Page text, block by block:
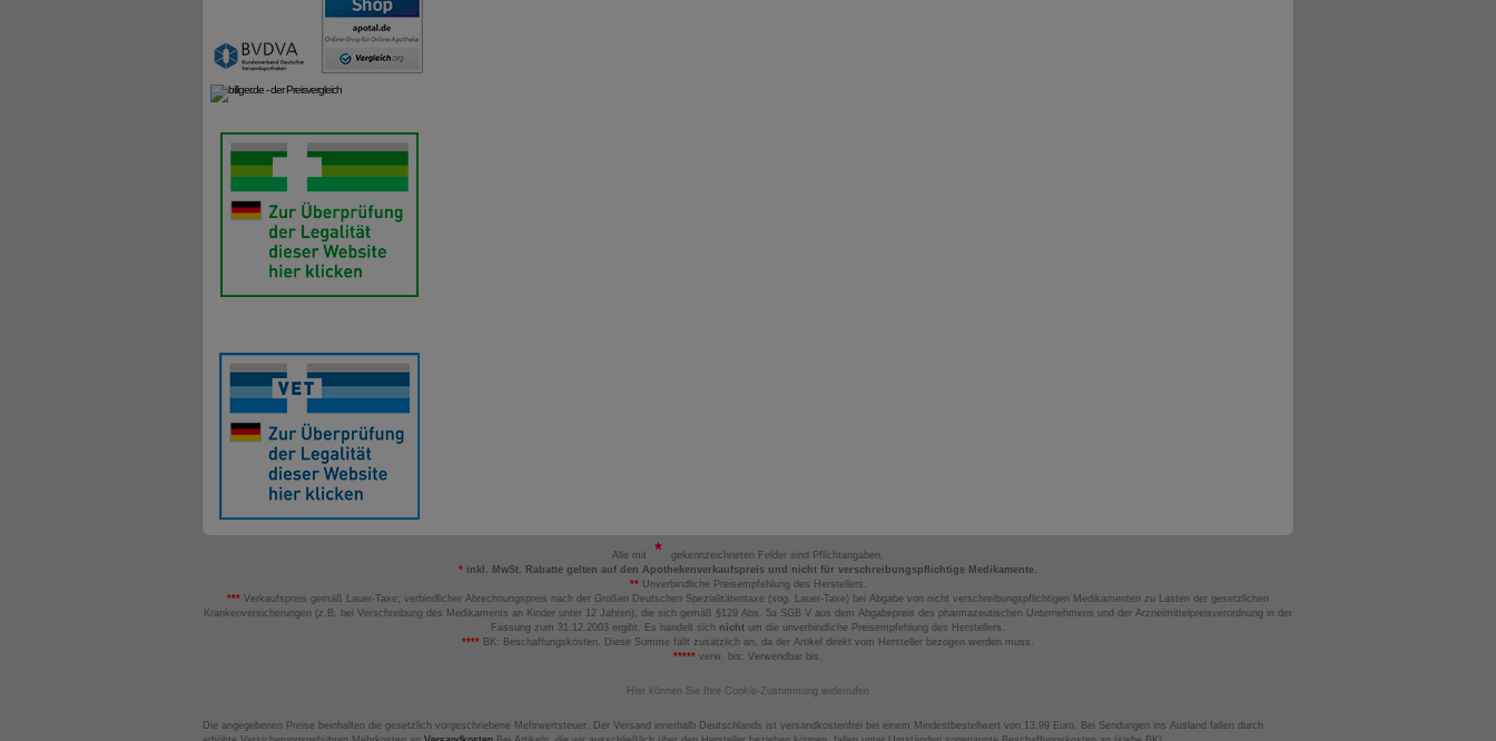
Alle mit
gekennzeichneten Felder sind Pflichtangaben.
* inkl. MwSt. Rabatte gelten auf den Apothekenverkaufspreis und nicht für verschreibungspflichtige Medikamente.
**Unverbindliche Preisempfehlung des Herstellers.
*** Verkaufspreis gemäß Lauer-Taxe; verbindlicher Abrechnungspreis nach der Großen Deutschen Spezialitätentaxe (sog. Lauer-Taxe) bei Abgabe von nicht verschreibungspflichtigen Medikamenten zu Lasten der gesetzlichen
Krankenversicherungen (z.B. bei Verschreibung des Medikaments an Kinder unter 12 Jahren), die sich gemäß §129 Abs. 5a SGB V aus dem Abgabepreis des pharmazeutischen Unternehmens und der Arzneimittelpreisverordnung in der
Fassung zum 31.12.2003 ergibt. Es handelt sich nicht um die unverbindliche Preisempfehlung des Herstellers.
**** BK: Beschaffungskosten. Diese Summe fällt zusätzlich an, da der Artikel direkt vom Hersteller bezogen werden muss.
***** verw. bis: Verwendbar bis.
Hier können Sie Ihre Cookie-Zustimmung widerrufen
Die angegebenen Preise beinhalten die gesetzlich vorgeschriebene Mehrwertsteuer. Der Versand innerhalb Deutschlands ist versandkostenfrei bei einem Mindestbestellwert von 13,99 Euro. Bei Sendungen ins Ausland fallen durch